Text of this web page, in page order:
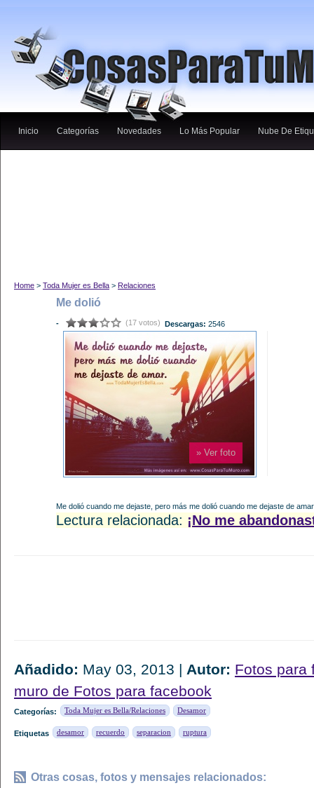
Inicio Categorías Novedades Lo Más Popular Nube De
Home > Toda Mujer es Bella > Relaciones
Me dolió
- (17 votos) Descargas: 2546
» Ver foto
Me dolió cuando me dejaste, pero más me dolió cuando me dejaste de
Lectura relacionada: ¡No me
Añadido: May 03, 2013 | Autor: Fotos para
muro de Fotos para facebook
Categorías: Toda Mujer es Bella/Relaciones Desamor
Etiquetas desamor recuerdo separacion ruptura
Otras cosas, fotos y mensajes relacionados: